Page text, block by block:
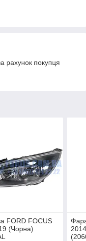
рахунок покупця
FORD FOCUS
(Чорна)